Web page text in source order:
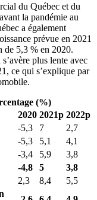
du Québec et du
la pandémie au
a également
prévue en 2021
de 5,3 % en 2020.
plus lente avec
ce qui s’explique par
(%)
2020 2021p 2022p
-5,3 7
2,7
-5,3 5,1
4,1
-3,4 5,9
3,8
-4,8 5
3,8
2,3 8,4
5,5